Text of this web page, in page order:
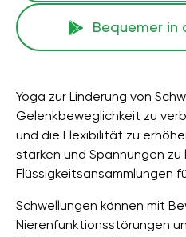
Bequemer in
Yoga zur Linderung von
Gelenkbeweglichkeit zu
und die Flexibilität zu
stärken und Spannungen zu
Flüssigkeitsansammlungen
Schwellungen können mit
Nierenfunktionsstörungen